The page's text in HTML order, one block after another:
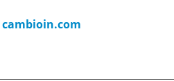
cambioin.com